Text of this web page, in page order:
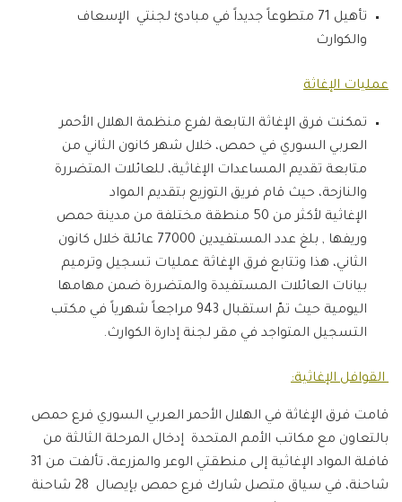
تأهيل 71 متطوعاً جديداً في مبادئ لجنتي الإسعاف
والكوارث
عمليات الإغاثة
تمكنت فرق الإغاثة التابعة لفرع منظمة الهلال الأحمر
العربي السوري في حمص، خلال شهر كانون الثاني من
متابعة تقديم المساعدات الإغاثية، للعائلات المتضررة
والنازحة، حيث قام فريق التوزيع بتقديم المواد
الإغاثية لأكثر من 50 منطقة مختلفة من مدينة حمص
وريفها , بلغ عدد المستفيدين 77000 عائلة خلال كانون
الثاني، هذا وتتابع فرق الإغاثة عمليات تسجيل وترميم
بيانات العائلات المستفيدة والمتضررة ضمن مهامها
اليومية حيث تمّ استقبال 943 مراجعاً شهرياً في مكتب
التسجيل المتواجد في مقر لجنة إدارة الكوارث.
القوافل الإغاثية:
قامت فرق الإغاثة في الهلال الأحمر العربي السوري فرع حمص
بالتعاون مع مكاتب الأمم المتحدة إدخال المرحلة الثالثة من
قافلة المواد الإغاثية إلى منطقتي الوعر والمزرعة، تألفت من 31
شاحنة، في سياق متصل شارك فرع حمص بإيصال 28 شاحنة